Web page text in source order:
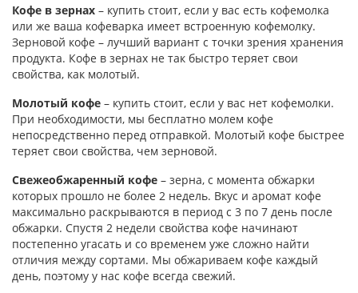
Кофе в зернах – купить стоит, если у вас есть кофемолка
или же ваша кофеварка имеет встроенную кофемолку.
Зерновой кофе – лучший вариант с точки зрения хранения
продукта. Кофе в зернах не так быстро теряет свои
свойства, как молотый.
Молотый кофе – купить стоит, если у вас нет кофемолки.
При необходимости, мы бесплатно молем кофе
непосредственно перед отправкой. Молотый кофе быстрее
теряет свои свойства, чем зерновой.
Свежеобжаренный кофе – зерна, с момента обжарки
которых прошло не более 2 недель. Вкус и аромат кофе
максимально раскрываются в период с 3 по 7 день после
обжарки. Спустя 2 недели свойства кофе начинают
постепенно угасать и со временем уже сложно найти
отличия между сортами. Мы обжариваем кофе каждый
день, поэтому у нас кофе всегда свежий.